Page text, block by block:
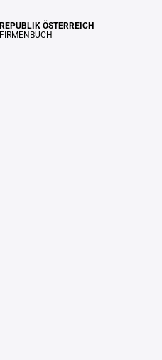
REPUBLIK ÖSTERREICH
FIRMENBUCH